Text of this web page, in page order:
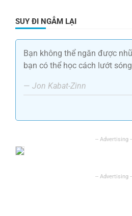
SUY ĐI NGẪM LẠI
Bạn không thể ngăn được
bạn có thể học cách lướt
— Jon Kabat-Zinn